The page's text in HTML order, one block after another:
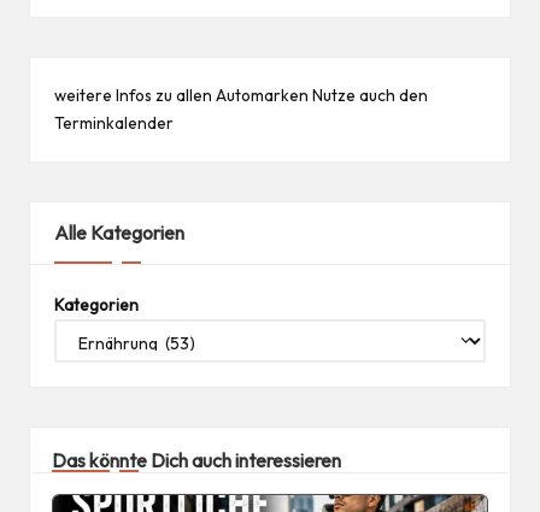
weitere Infos zu allen Automarken Nutze auch den
Terminkalender
Alle Kategorien
Kategorien
Das könnte Dich auch interessieren